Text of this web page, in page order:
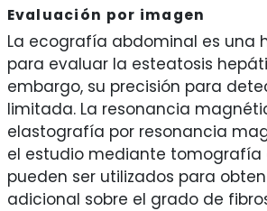
Evaluación por imagen
La ecografía abdominal es una
para evaluar la esteatosis
embargo, su precisión para
limitada. La resonancia
elastografía por resonancia
el estudio mediante
pueden ser utilizados para
adicional sobre el grado de